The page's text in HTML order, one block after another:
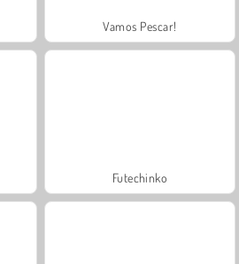
Vamos Pescar!
Futechinko